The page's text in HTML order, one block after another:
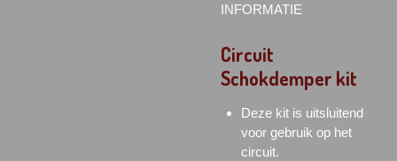
INFORMATIE
Circuit
Schokdemper kit
Deze kit is uitsluitend
voor gebruik op het
circuit.